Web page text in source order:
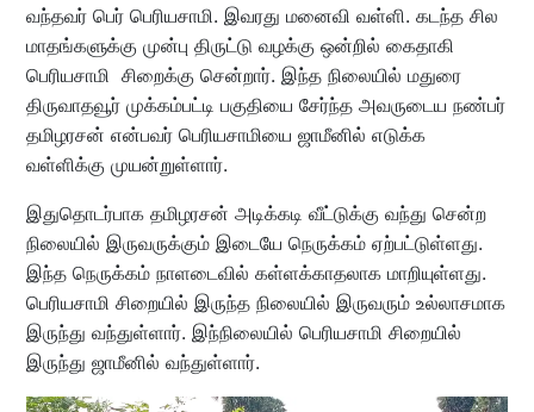
வந்தவர் பெர் பெரியசாமி. இவரது மனைவி வள்ளி. கடந்த சில
மாதங்களுக்கு முன்பு திருட்டு வழக்கு ஒன்றில் கைதாகி
பெரியசாமி சிறைக்கு சென்றார். இந்த நிலையில் மதுரை
திருவாதவூர் முக்கம்பட்டி பகுதியை சேர்ந்த அவருடைய நண்பர்
தமிழரசன் என்பவர் பெரியசாமியை ஜாமீனில் எடுக்க
வள்ளிக்கு முயன்றுள்ளார்.
இதுதொடர்பாக தமிழரசன் அடிக்கடி வீட்டுக்கு வந்து சென்ற
நிலையில் இருவருக்கும் இடையே நெருக்கம் ஏற்பட்டுள்ளது.
இந்த நெருக்கம் நாளடைவில் கள்ளக்காதலாக மாறியுள்ளது.
பெரியசாமி சிறையில் இருந்த நிலையில் இருவரும் உல்லாசமாக
இருந்து வந்துள்ளார். இந்நிலையில் பெரியசாமி சிறையில்
இருந்து ஜாமீனில் வந்துள்ளார்.